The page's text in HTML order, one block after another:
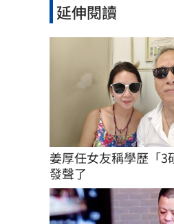
延伸閱讀
姜厚任女友稱學歷「3
發聲了